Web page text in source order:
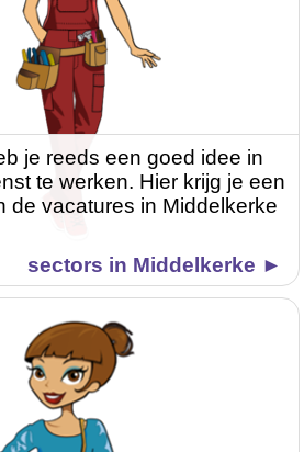
je reeds een goed idee in
te werken. Hier krijg je een
de vacatures in Middelkerke
sectors in Middelkerke ►